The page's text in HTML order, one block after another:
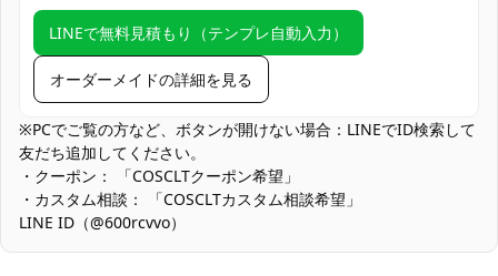
り
コスプレ愛好家、アニメや漫画、ゲームフ
ァン、出演者
収納方法
他の衣類と同じく、清潔に乾燥を保ち、鋭
い物によっての破れを避けてください。
商品状態
新品未使用
ハリ感重視の素材は造形安定に優れる一方、薄手素材に比べて通
気性が下がります。屋外イベントではこまめな水分補給と休憩を
LINEで無料見積もり（テンプレ自動入力）
オーダーメイドの詳細を見る
※PCでご覧の方など、ボタンが開けない場合：LINEでID検索して
友だち追加してください。
・クーポン： 「COSCLTクーポン希望」
・カスタム相談： 「COSCLTカスタム相談希望」
LINE ID（@600rcvvo）